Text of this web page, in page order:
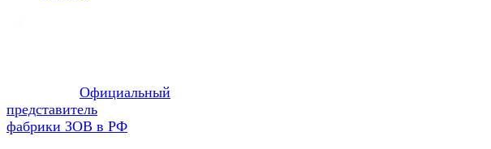
Официальный
представитель
фабрики ЗОВ в РФ